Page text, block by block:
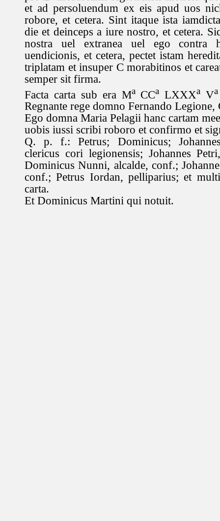
et ad persoluendum ex eis apud uos
robore, et cetera. Sint itaque ista
die et deinceps a iure nostro, et cetera.
nostra uel extranea uel ego contra
uendicionis, et cetera, pectet istam
triplatam et insuper C morabitinos et
semper sit firma.
Facta carta sub era MaCCa LXXXa Va
Regnante rege domno Fernando Legione,
Ego domna Maria Pelagii hanc cartam
uobis iussi scribi roboro et confirmo et
Q. p. f.: Petrus; Dominicus;
clericus cori legionensis; Johannes
Dominicus Nunni, alcalde, conf.;
conf.; Petrus Iordan, pelliparius; et
carta.
Et Dominicus Martini qui notuit.